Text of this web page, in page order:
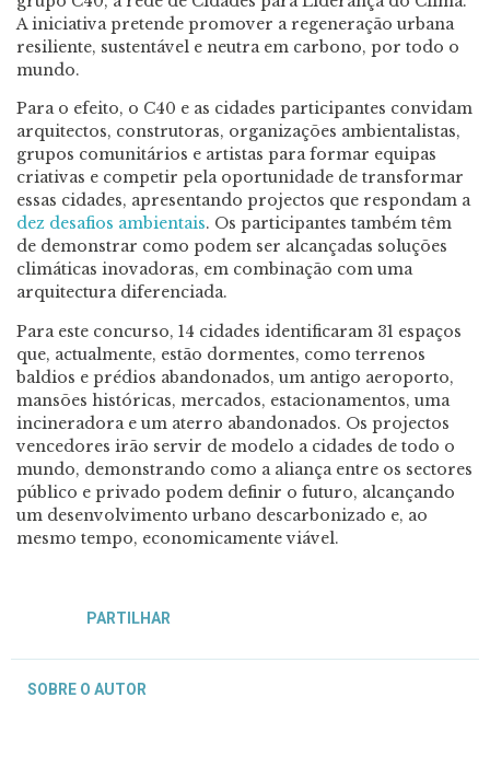
A iniciativa pretende promover a regeneração urbana
resiliente, sustentável e neutra em carbono, por todo o
mundo.
Para o efeito, o C40 e as cidades participantes convidam
arquitectos, construtoras, organizações ambientalistas,
grupos comunitários e artistas para formar equipas
criativas e competir pela oportunidade de transformar
essas cidades, apresentando projectos que respondam a
dez desafios ambientais. Os participantes também têm
de demonstrar como podem ser alcançadas soluções
climáticas inovadoras, em combinação com uma
arquitectura diferenciada.
Para este concurso, 14 cidades identificaram 31 espaços
que, actualmente, estão dormentes, como terrenos
baldios e prédios abandonados, um antigo aeroporto,
mansões históricas, mercados, estacionamentos, uma
incineradora e um aterro abandonados. Os projectos
vencedores irão servir de modelo a cidades de todo o
mundo, demonstrando como a aliança entre os sectores
público e privado podem definir o futuro, alcançando
um desenvolvimento urbano descarbonizado e, ao
mesmo tempo, economicamente viável.
PARTILHAR
SOBRE O AUTOR